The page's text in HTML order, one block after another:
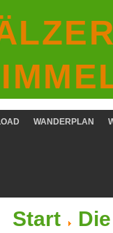
WANDERPLAN
Start